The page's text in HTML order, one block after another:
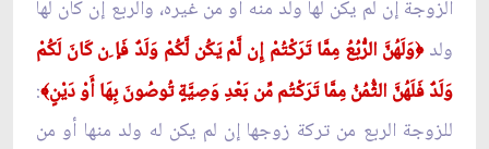
الزوجة إن لم يكن لها ولد منه أو من غيره، والربع إن كان لها
ولد﴿وَلَهُنَّ الرُّبُعُ مِمَّا تَرَكْتُمْ إِن لَّمْ يَكُن لَّكُمْ وَلَدٌ فَإ ِن كَانَ لَكُمْ
وَلَدٌ فَلَهُنَّ الثُّمُنُ مِمَّا تَرَكْتُم مِّن بَعْدِ وَصِيَّةٍ تُوصُونَ بِهَا أَوْ دَيْنٍ﴾:
للزوجة الربع من تركة زوجها إن لم يكن له ولد منها أو من